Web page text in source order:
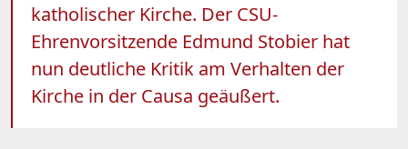
katholischer Kirche. Der CSU-
Ehrenvorsitzende Edmund Stobier hat
nun deutliche Kritik am Verhalten der
Kirche in der Causa geäußert.